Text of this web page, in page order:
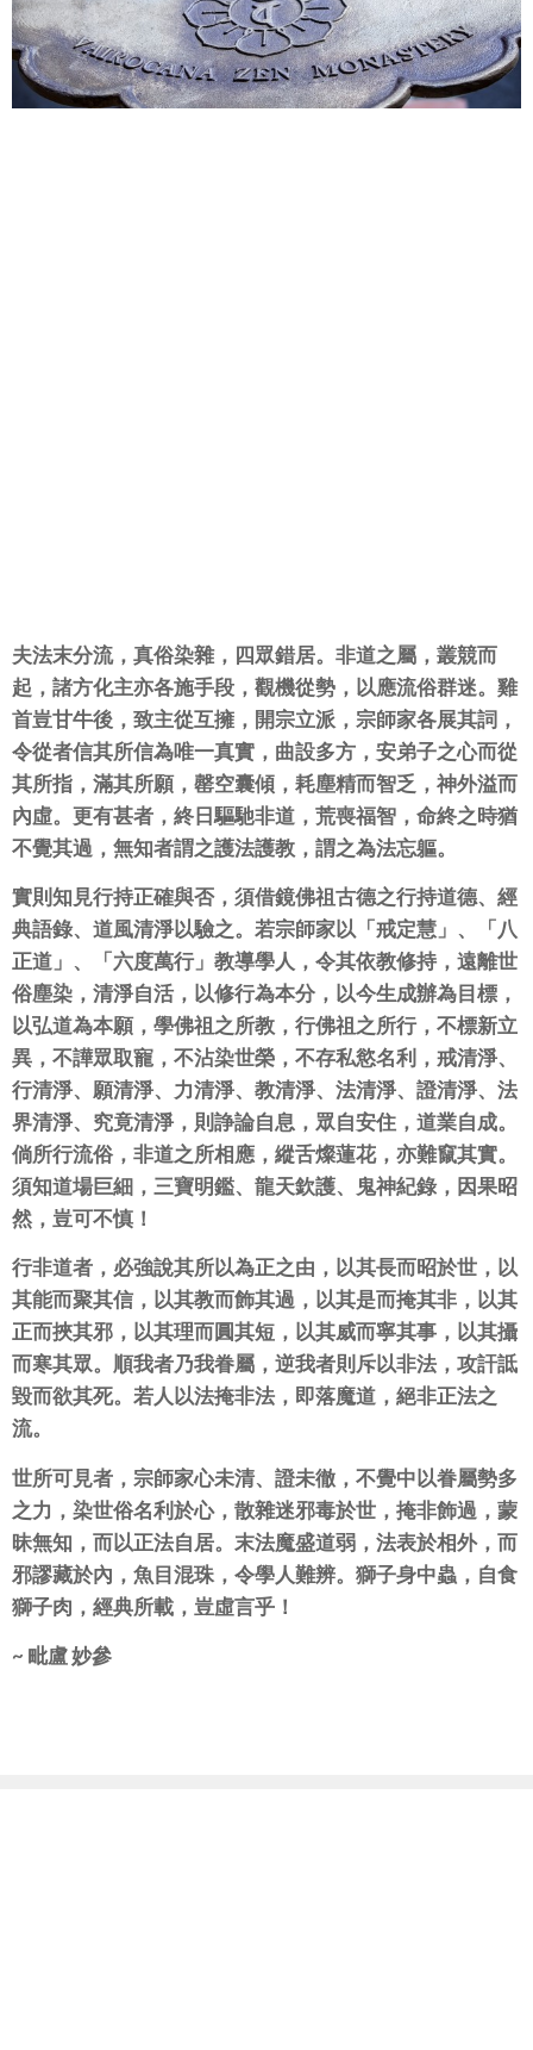
夫法末分流，真俗染雜，四眾錯居。非道之屬，叢競而
起，諸方化主亦各施手段，觀機從勢，以應流俗群迷。雞
首豈甘牛後，致主從互擁，開宗立派，宗師家各展其詞，
令從者信其所信為唯一真實，曲設多方，安弟子之心而從
其所指，滿其所願，罄空囊傾，耗塵精而智乏，神外溢而
內虛。更有甚者，終日驅馳非道，荒喪福智，命終之時猶
不覺其過，無知者謂之護法護教，謂之為法忘軀。
實則知見行持正確與否，須借鏡佛祖古德之行持道德、經
典語錄、道風清淨以驗之。若宗師家以「戒定慧」、「八
正道」、「六度萬行」教導學人，令其依教修持，遠離世
俗塵染，清淨自活，以修行為本分，以今生成辦為目標，
以弘道為本願，學佛祖之所教，行佛祖之所行，不標新立
異，不譁眾取寵，不沾染世榮，不存私慾名利，戒清淨、
行清淨、願清淨、力清淨、教清淨、法清淨、證清淨、法
界清淨、究竟清淨，則諍論自息，眾自安住，道業自成。
倘所行流俗，非道之所相應，縱舌燦蓮花，亦難竄其實。
須知道場巨細，三寶明鑑、龍天欽護、鬼神紀錄，因果昭
然，豈可不慎！
行非道者，必強說其所以為正之由，以其長而昭於世，以
其能而聚其信，以其教而飾其過，以其是而掩其非，以其
正而挾其邪，以其理而圓其短，以其威而寧其事，以其攝
而寒其眾。順我者乃我眷屬，逆我者則斥以非法，攻訐詆
毀而欲其死。若人以法掩非法，即落魔道，絕非正法之
流。
世所可見者，宗師家心未清、證未徹，不覺中以眷屬勢多
之力，染世俗名利於心，散雜迷邪毒於世，掩非飾過，蒙
昧無知，而以正法自居。末法魔盛道弱，法表於相外，而
邪謬藏於內，魚目混珠，令學人難辨。獅子身中蟲，自食
獅子肉，經典所載，豈虛言乎！
~ 毗盧 妙參